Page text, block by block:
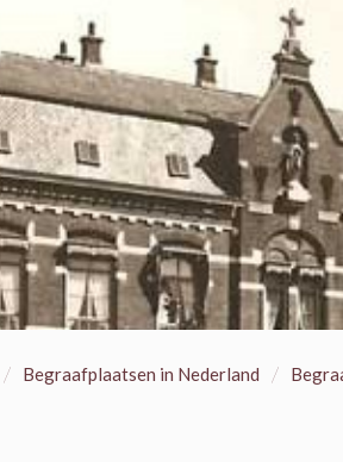
/ Begraafplaatsen in Nederland /